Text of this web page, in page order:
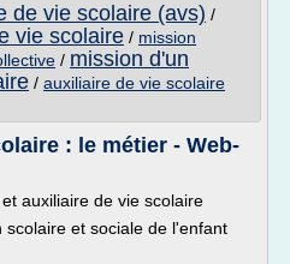
de vie scolaire (avs) /
vie scolaire / mission
/ mission d'un
/ auxiliaire de vie scolaire
: le métier - Web-
auxiliaire de vie scolaire
et sociale de l'enfant